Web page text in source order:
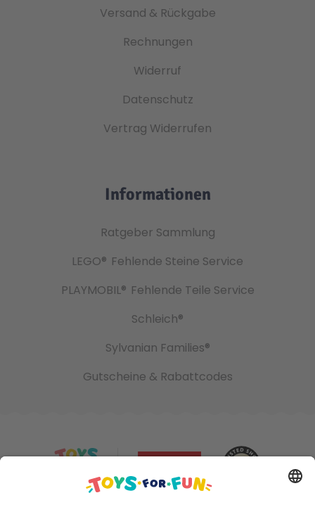
Versand & Rückgabe
Rechnungen
Widerruf
Datenschutz
Vertrag Widerrufen
Informationen
Ratgeber Sammlung
LEGO® Fehlende Steine Service
PLAYMOBIL® Fehlende Teile Service
Schleich®
Sylvanian Families®
Gutscheine & Rabattcodes